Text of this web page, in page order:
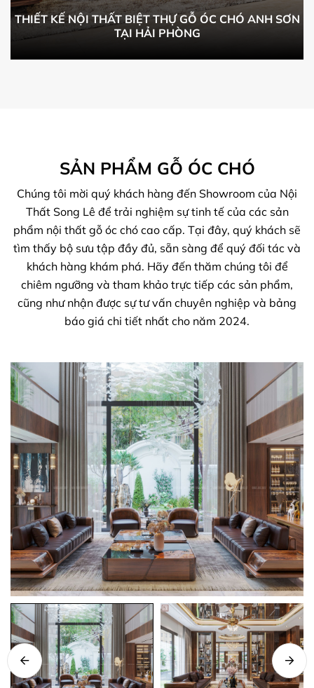
THIẾT KẾ NỘI THẤT BIỆT THỰ GỖ ÓC CHÓ ANH SƠN
TẠI HẢI PHÒNG
SẢN PHẨM GỖ ÓC CHÓ
Chúng tôi mời quý khách hàng đến Showroom của Nội
Thất Song Lê để trải nghiệm sự tinh tế của các sản
phẩm nội thất gỗ óc chó cao cấp. Tại đây, quý khách sẽ
tìm thấy bộ sưu tập đầy đủ, sẵn sàng để quý đối tác và
khách hàng khám phá. Hãy đến thăm chúng tôi để
chiêm ngưỡng và tham khảo trực tiếp các sản phẩm,
cũng như nhận được sự tư vấn chuyên nghiệp và bảng
báo giá chi tiết nhất cho năm 2024.